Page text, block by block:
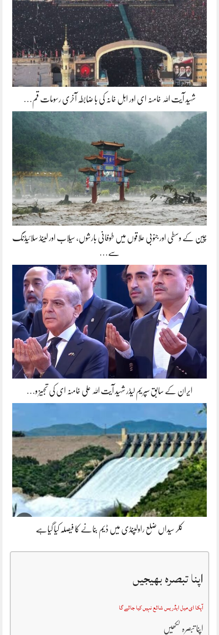
شہید آیت اللہ خامنہ ای اور اہل خانہ کی با ضابطہ آخری رسومات قم…
چین کے وسطی اور جنوبی علاقوں میں طوفانی بارشوں، سیلاب اور لینڈ سلائیڈنگ
سے…
ایران کے سابق سپریم لیڈر شہید آیت اللہ علی خامنہ ای کی تجہیز و…
کلر سیداں ضلع راولپنڈی میں ڈیم بنانے کا فیصلہ کیا گیاہے
اپنا تبصرہ بھیجیں
آپکا ای میل ایڈریس شائع نہیں کیا جائے گا
اپنا تبصرہ لکھیں